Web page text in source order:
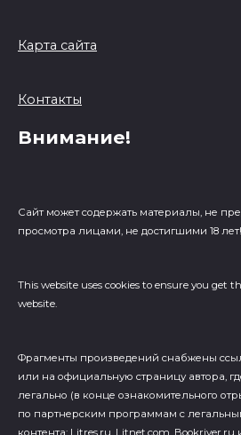
Карта сайта
Контакты
Внимание!
Сайт может содержать материалы, не
просмотра лицами, не достигшими 18 лет!
This website uses cookies to ensure you get
website.
Фрагменты произведений cнабжены
или на официальную страницу автора,
легально (в конце ознакомительного
по партнерским программам с
контента: Litres.ru, Litnet.com, Bookriver.ru